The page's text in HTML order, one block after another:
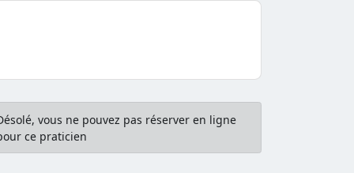
vous ne pouvez pas réserver en ligne
ce praticien